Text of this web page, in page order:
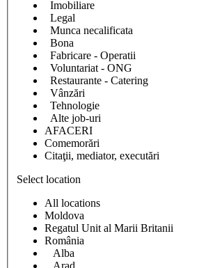
Imobiliare
Legal
Munca necalificata
Bona
Fabricare - Operatii
Voluntariat - ONG
Restaurante - Catering
Vânzări
Tehnologie
Alte job-uri
AFACERI
Comemorări
Citaţii, mediator, executări
Select location
All locations
Moldova
Regatul Unit al Marii Britanii
România
Alba